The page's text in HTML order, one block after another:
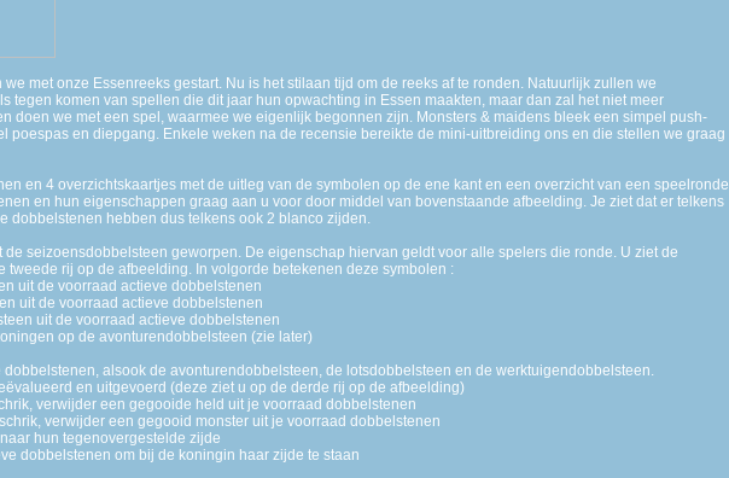
met onze Essenreeks gestart. Nu is het stilaan tijd om de reeks af te ronden. Natuurlijk zullen we
tegen komen van spellen die dit jaar hun opwachting in Essen maakten, maar dan zal het niet meer
doen we met een spel, waarmee we eigenlijk begonnen zijn. Monsters & maidens bleek een simpel push-
poespas en diepgang. Enkele weken na de recensie bereikte de mini-uitbreiding ons en die stellen we graag
en 4 overzichtskaartjes met de uitleg van de symbolen op de ene kant en een overzicht van een speelronde
en hun eigenschappen graag aan u voor door middel van bovenstaande afbeelding. Je ziet dat er telkens
dobbelstenen hebben dus telkens ook 2 blanco zijden.
seizoensdobbelsteen geworpen. De eigenschap hiervan geldt voor alle spelers die ronde. U ziet de
tweede rij op de afbeelding. In volgorde betekenen deze symbolen :
uit de voorraad actieve dobbelstenen
uit de voorraad actieve dobbelstenen
uit de voorraad actieve dobbelstenen
op de avonturendobbelsteen (zie later)
alsook de avonturendobbelsteen, de lotsdobbelsteen en de werktuigendobbelsteen.
en uitgevoerd (deze ziet u op de derde rij op de afbeelding)
verwijder een gegooide held uit je voorraad dobbelstenen
verwijder een gegooid monster uit je voorraad dobbelstenen
hun tegenovergestelde zijde
dobbelstenen om bij de koningin haar zijde te staan